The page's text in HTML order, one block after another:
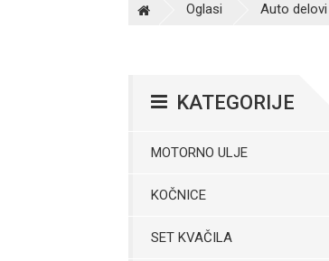
Oglasi Auto delovi
KATEGORIJE
MOTORNO ULJE
KOČNICE
SET KVAČILA